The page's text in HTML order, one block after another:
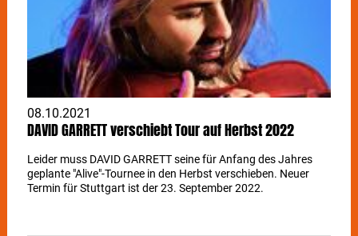
08.10.2021
DAVID GARRETT verschiebt Tour auf Herbst 2022
Leider muss DAVID GARRETT seine für Anfang des Jahres
geplante "Alive"-Tournee in den Herbst verschieben. Neuer
Termin für Stuttgart ist der 23. September 2022.